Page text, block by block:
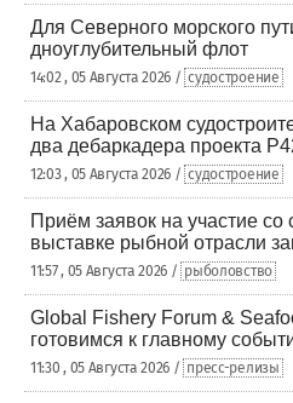
Для Северного морского
дноуглубительный флот
14:02 , 05 Августа 2026 / судостроение
На Хабаровском
два дебаркадера проекта
12:03 , 05 Августа 2026 / судостроение
Приём заявок на участие со
выставке рыбной отрасли
11:57 , 05 Августа 2026 / рыболовство
Global Fishery Forum &
готовимся к главному
11:30 , 05 Августа 2026 / пресс-релизы